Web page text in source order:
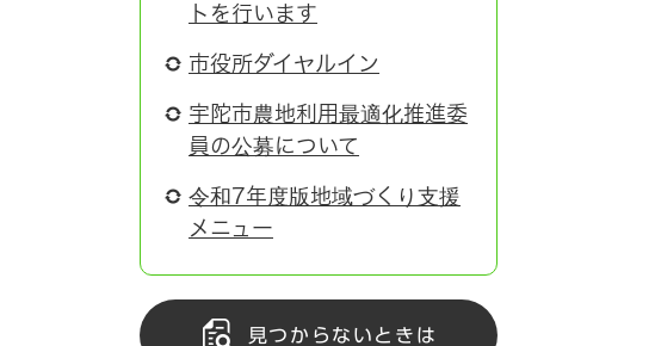
トを行います
市役所ダイヤルイン
宇陀市農地利用最適化推進委
員の公募について
令和7年度版地域づくり支援
メニュー
見つからないときは